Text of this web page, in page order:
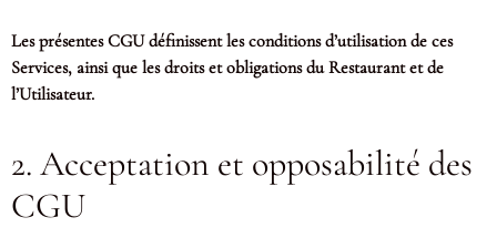
Les présentes CGU définissent les conditions d’utilisation de ces
Services, ainsi que les droits et obligations du Restaurant et de
l’Utilisateur.
2. Acceptation et opposabilité des
CGU